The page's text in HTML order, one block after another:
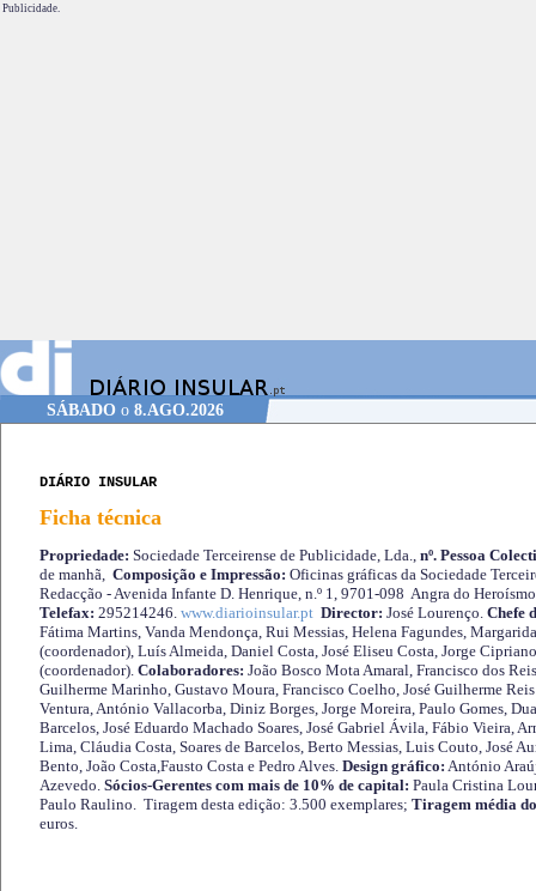
Publicidade.
SÁBADOo 8.AGO.2026
DIÁRIO INSULAR
Ficha técnica
Propriedade: Sociedade Terceirense de Publicidade, Lda., nº. Pessoa
de manhã, Composição e Impressão: Oficinas gráficas da Sociedade
Redacção - Avenida Infante D. Henrique, n.º 1, 9701-098 Angra do
Telefax: 295214246. www.diarioinsular.pt Director: José Lourenço. Chefe
Fátima Martins, Vanda Mendonça, Rui Messias, Helena Fagundes,
(coordenador), Luís Almeida, Daniel Costa, José Eliseu Costa, Jorge
(coordenador). Colaboradores: João Bosco Mota Amaral, Francisco dos
Guilherme Marinho, Gustavo Moura, Francisco Coelho, José Guilherme
Ventura, António Vallacorba, Diniz Borges, Jorge Moreira, Paulo Gomes,
Barcelos, José Eduardo Machado Soares, José Gabriel Ávila, Fábio Vieira,
Lima, Cláudia Costa, Soares de Barcelos, Berto Messias, Luis Couto, José
Bento, João Costa,Fausto Costa e Pedro Alves. Design gráfico: António
Azevedo. Sócios-Gerentes com mais de 10% de capital: Paula Cristina
Paulo Raulino. Tiragem desta edição: 3.500 exemplares; Tiragem média
euros.